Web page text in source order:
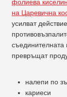
фолиева
на Царевична
усилват
съединителната
превръщат
налепи по
кариеси